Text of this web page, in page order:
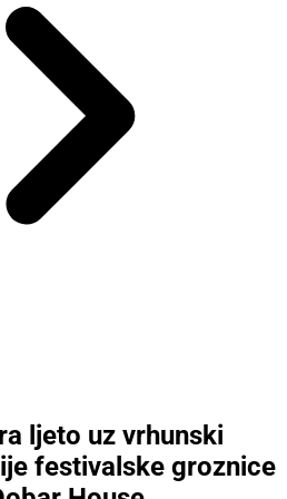
ljeto uz vrhunski
festivalske groznice